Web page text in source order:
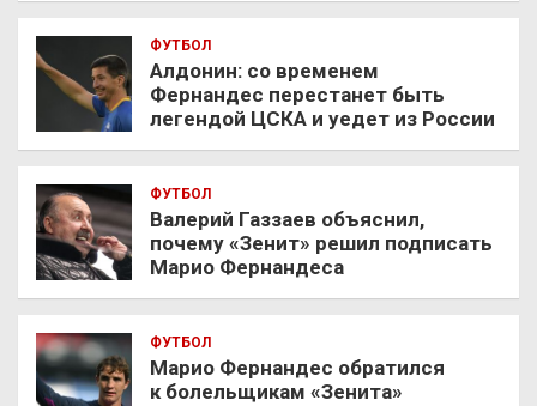
ФУТБОЛ
Алдонин: со временем
Фернандес перестанет быть
легендой ЦСКА и уедет из России
ФУТБОЛ
Валерий Газзаев объяснил,
почему «Зенит» решил подписать
Марио Фернандеса
ФУТБОЛ
Марио Фернандес обратился
к болельщикам «Зенита»